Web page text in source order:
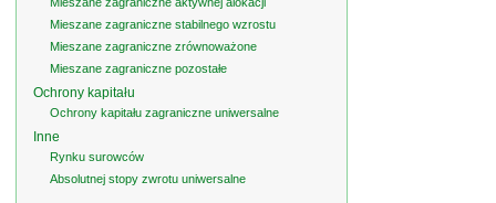
Mieszane zagraniczne stabilnego wzrostu
Mieszane zagraniczne zrównoważone
Mieszane zagraniczne pozostałe
Ochrony kapitału
Ochrony kapitału zagraniczne uniwersalne
Inne
Rynku surowców
Absolutnej stopy zwrotu uniwersalne